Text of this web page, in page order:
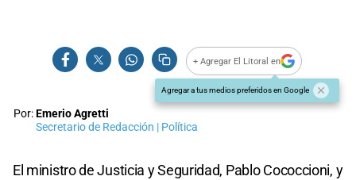
+ Agregar El Litoral en
Agregar a tus medios preferidos en Google
Por:Emerio Agretti
Secretario de Redacción | Política
El ministro de Justicia y Seguridad, Pablo Cococcioni, y